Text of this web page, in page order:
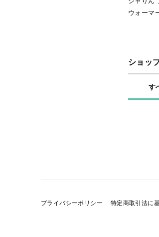
ウォーマ
ショッ
す
プライバシーポリシー 特定商取引法に